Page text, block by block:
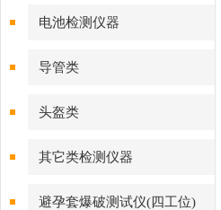
电池检测仪器
导管类
头盔类
其它类检测仪器
避孕套爆破测试仪(四工位)